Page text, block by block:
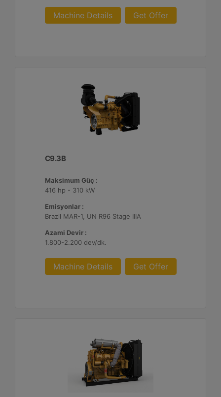
Machine Details Get Offer
C9.3B
Maksimum Güç :
416 hp - 310 kW
Emisyonlar :
Brazil MAR-1, UN R96 Stage IIIA
Azami Devir :
1.800-2.200 dev/dk.
Machine Details Get Offer